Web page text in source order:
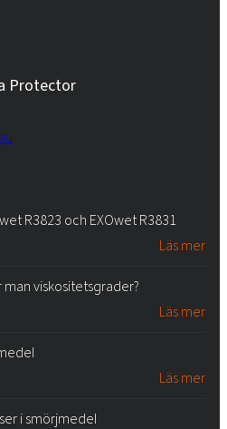
Protector
R3823 och EXOwet R3831
Läs mer
man viskositetsgrader?
Läs mer
Läs mer
i smörjmedel